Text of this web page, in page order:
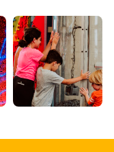
דרכו זרם חשמלי
צבע האור.
תוכלו להבין כיצד
החשמל הזורמים
מחוברות לחוטי
מסוכן (אל תנסו